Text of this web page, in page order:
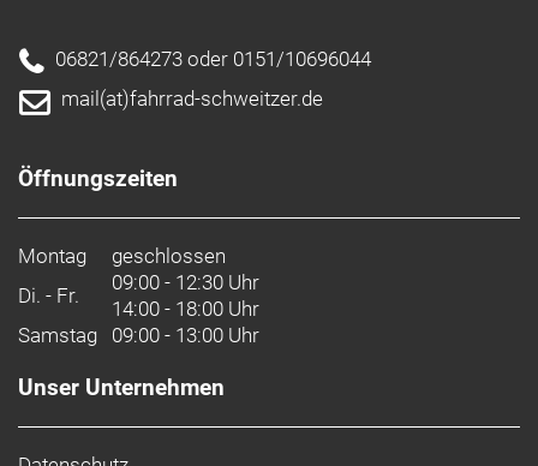
06821/864273 oder 0151/10696044
mail(at)fahrrad-schweitzer.de
Öffnungszeiten
Montag
geschlossen
Di. - Fr.
09:00 - 12:30 Uhr
14:00 - 18:00 Uhr
Samstag 09:00 - 13:00 Uhr
Unser Unternehmen